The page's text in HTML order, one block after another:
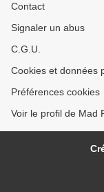
Contact
Signaler un abus
C.G.U.
Cookies et données
Préférences cookies
Voir le profil de Mad